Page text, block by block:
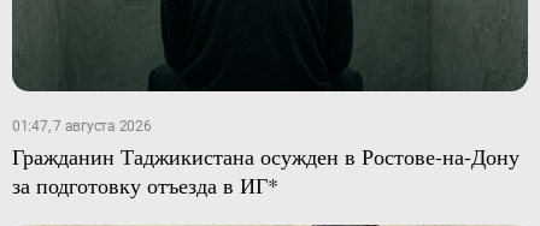
01:47, 7 августа 2026
Гражданин Таджикистана осужден в Ростове-на-Дону
за подготовку отъезда в ИГ*